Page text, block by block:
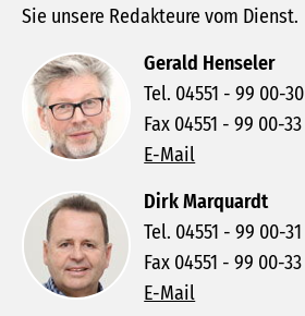
Sie unsere Redakteure vom Dienst.
Gerald Henseler
Tel. 04551 - 99 00-30
Fax 04551 - 99 00-33
E-Mail
Dirk Marquardt
Tel. 04551 - 99 00-31
Fax 04551 - 99 00-33
E-Mail